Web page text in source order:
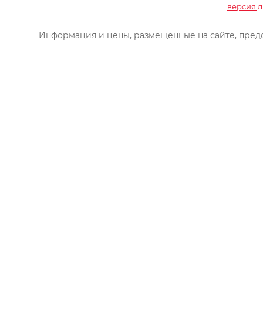
версия
Информация и цены, размещенные на сайте,